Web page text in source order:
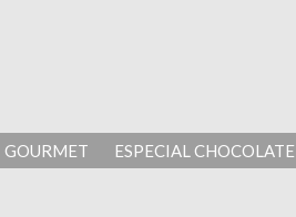
GOURMET ESPECIAL CHOCOLATE